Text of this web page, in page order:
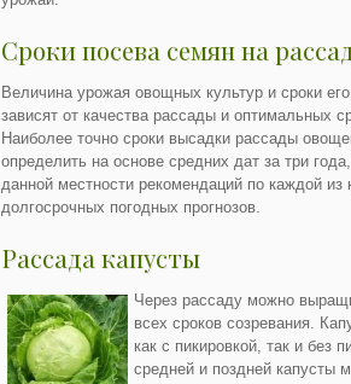
Сроки посева семян на
Величина урожая овощных культур и сроки
зависят от качества рассады и оптимальных
Наиболее точно сроки высадки рассады
определить на основе средних дат за три
данной местности рекомендаций по каждой из
долгосрочных погодных прогнозов.
Рассада капусты
Через рассаду можно
всех сроков созревания.
как с пикировкой, так и без
средней и поздней капусты